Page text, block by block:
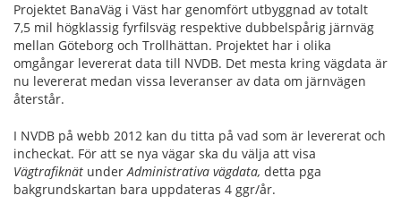
Projektet BanaVäg i Väst har genomfört utbyggnad av totalt
7,5 mil högklassig fyrfilsväg respektive dubbelspårig järnväg
mellan Göteborg och Trollhättan. Projektet har i olika
omgångar levererat data till NVDB. Det mesta kring vägdata är
nu levererat medan vissa leveranser av data om järnvägen
återstår.
I NVDB på webb 2012 kan du titta på vad som är levererat och
incheckat. För att se nya vägar ska du välja att visa
Vägtrafiknät underAdministrativa vägdata, detta pga
bakgrundskartan bara uppdateras 4 ggr/år.